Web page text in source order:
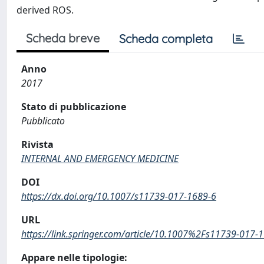
derived ROS.
Scheda breve Scheda completa
Anno
2017
Stato di pubblicazione
Pubblicato
Rivista
INTERNAL AND EMERGENCY MEDICINE
DOI
https://dx.doi.org/10.1007/s11739-017-1689-6
URL
https://link.springer.com/article/10.1007%2Fs11739-017-
Appare nelle tipologie: